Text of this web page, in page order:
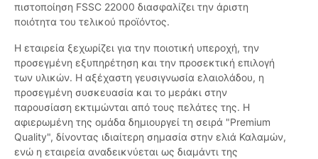
πιστοποίηση FSSC 22000 διασφαλίζει την άριστη
ποιότητα του τελικού προϊόντος.
Η εταιρεία ξεχωρίζει για την ποιοτική υπεροχή, την
προσεγμένη εξυπηρέτηση και την προσεκτική επιλογή
των υλικών. Η αξέχαστη γευσιγνωσία ελαιολάδου, η
προσεγμένη συσκευασία και το μεράκι στην
παρουσίαση εκτιμώνται από τους πελάτες της. Η
αφιερωμένη της ομάδα δημιουργεί τη σειρά "Premium
Quality", δίνοντας ιδιαίτερη σημασία στην ελιά Καλαμών,
ενώ η εταιρεία αναδεικνύεται ως διαμάντι της